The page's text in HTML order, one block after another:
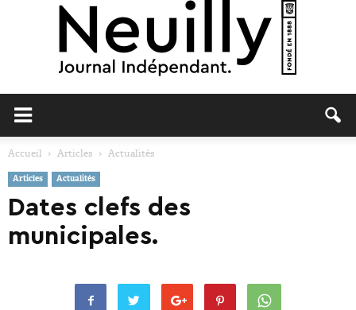
Accueil Articles Actualités
Articles Actualités
Dates clefs des
municipales.